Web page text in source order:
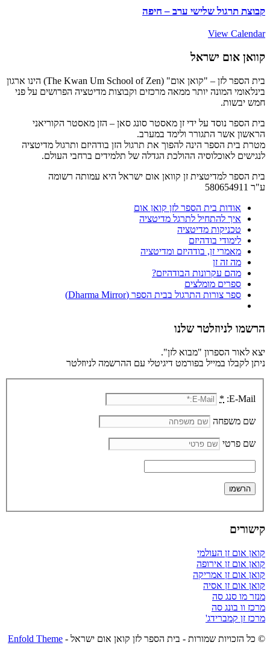
קבוצת תרגול שלישי ערב – חיפה
View Calendar
קוואן אום ישראל
בית הספר לזן – "קואן אום" (The Kwan Um School of Zen) הינו ארגון
בינלאומי המונה יותר ממאה מרכזים וקבוצות מדיטציה הפרושים על פני
חמש יבשות.
בית הספר נוסד על ידי זן מאסטר סונג סאן – הזן מאסטר הקוריאני
הראשון אשר התגורר ולימד במערב.
מטרת בית הספר הינה להפוך את תרגול הזן בודהיזם ותרגול מדיטציה
לנגישים לאוכלוסיה ההולכת הגדלה של תלמידים ברחבי העולם.
בית הספר למדיטצית זן קוואן אום ישראל היא עמותה רשומה
ע"ר 580654911
אודות בית הספר לזן קואן אום
איך להתחיל לתרגל מדיטציה
טכניקות מדיטציה
לימודי בודהיזם
מאמרי זן, בודהיזם ומדיטציה
מה זה זן
מהם עקרונות הבודהיזם?
ספרים מומלצים
ספר צורות התרגול בבית הספר (Dharma Mirror)
הרשמו לניוזלטר שלנו
יצא לאור הספרון "מבוא לזן".
ניתן לקבלו במייל בפורמט דיגיטלי עם ההרשמה לניוזלטר
E-Mail:
*
שם משפחה
שם פרטי
קישורים
קואן אום זן העולמי
קואן אום זן אירופה
קואן אום זן אמריקה
קואן אום זן אסיה
מנזר מו סנג סה
מרכז וו בונג סה
מרכז זן קמברידג'
© כל הזכויות שמורות - בית הספר לזן קואן אום ישראל - Enfold Theme